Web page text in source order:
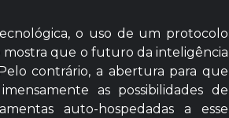
o uso de um protocolo
mostra que o futuro da inteligência
contrário, a abertura para que
as possibilidades de
auto-hospedadas a esse